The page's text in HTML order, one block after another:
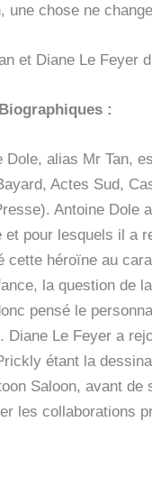
une chose ne
et Diane Le Feyer
:
Dole, alias Mr Tan,
Actes Sud,
Antoine Dole
et pour lesquels il a
cette héroïne au
la question de
pensé le
Diane Le Feyer a
étant la
Saloon, avant de
les collaborations